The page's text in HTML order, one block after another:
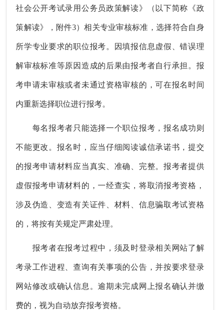
社会公开考试录用公务员政策解读》（以下简称《政
策解读》，附件3）相关专业审核标准，选择符合自身
所学专业要求的职位报考。因填报信息虚假、错误理
解审核标准等原因造成的后果由报考者自行承担。报
考申请未审核或者未通过资格审核的，可在报名时间
内重新选择职位进行报考。
每名报考者只能选择一个职位报考，报名成功则
不能更改。报名时，应当仔细阅读诚信承诺书，提交
的报考申请材料应当真实、准确、完整。报考者提供
虚假报考申请材料的，一经查实，将取消报考资格，
涉及伪造、变造有关证件、材料、信息骗取考试资格
的，将按有关规定严肃处理。
报考者在报考过程中，须及时登录相关网站了解
考录工作进程、查询有关事项的公告，并按要求登录
网站修改或确认信息。逾期未完成网上报名确认并缴
费的，视为自动放弃报考资格。